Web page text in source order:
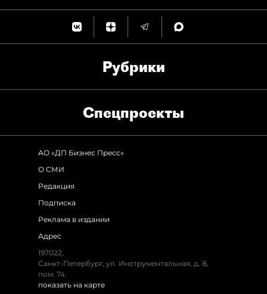
Рубрики
Спец­проекты
АО «ДП Бизнес Пресс»
О СМИ
Редакция
Подписка
Реклама в издании
Адрес
197022,
Санкт-Петербург, ул. Инструментальная, д. 8,
пом. 74.
показать на карте